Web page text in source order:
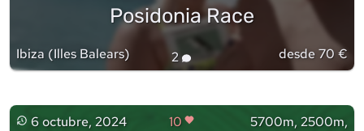
Posidonia Race
Ibiza (Illes Balears) 2 desde 70 €
6 octubre, 2024 10
5700m, 2500m,